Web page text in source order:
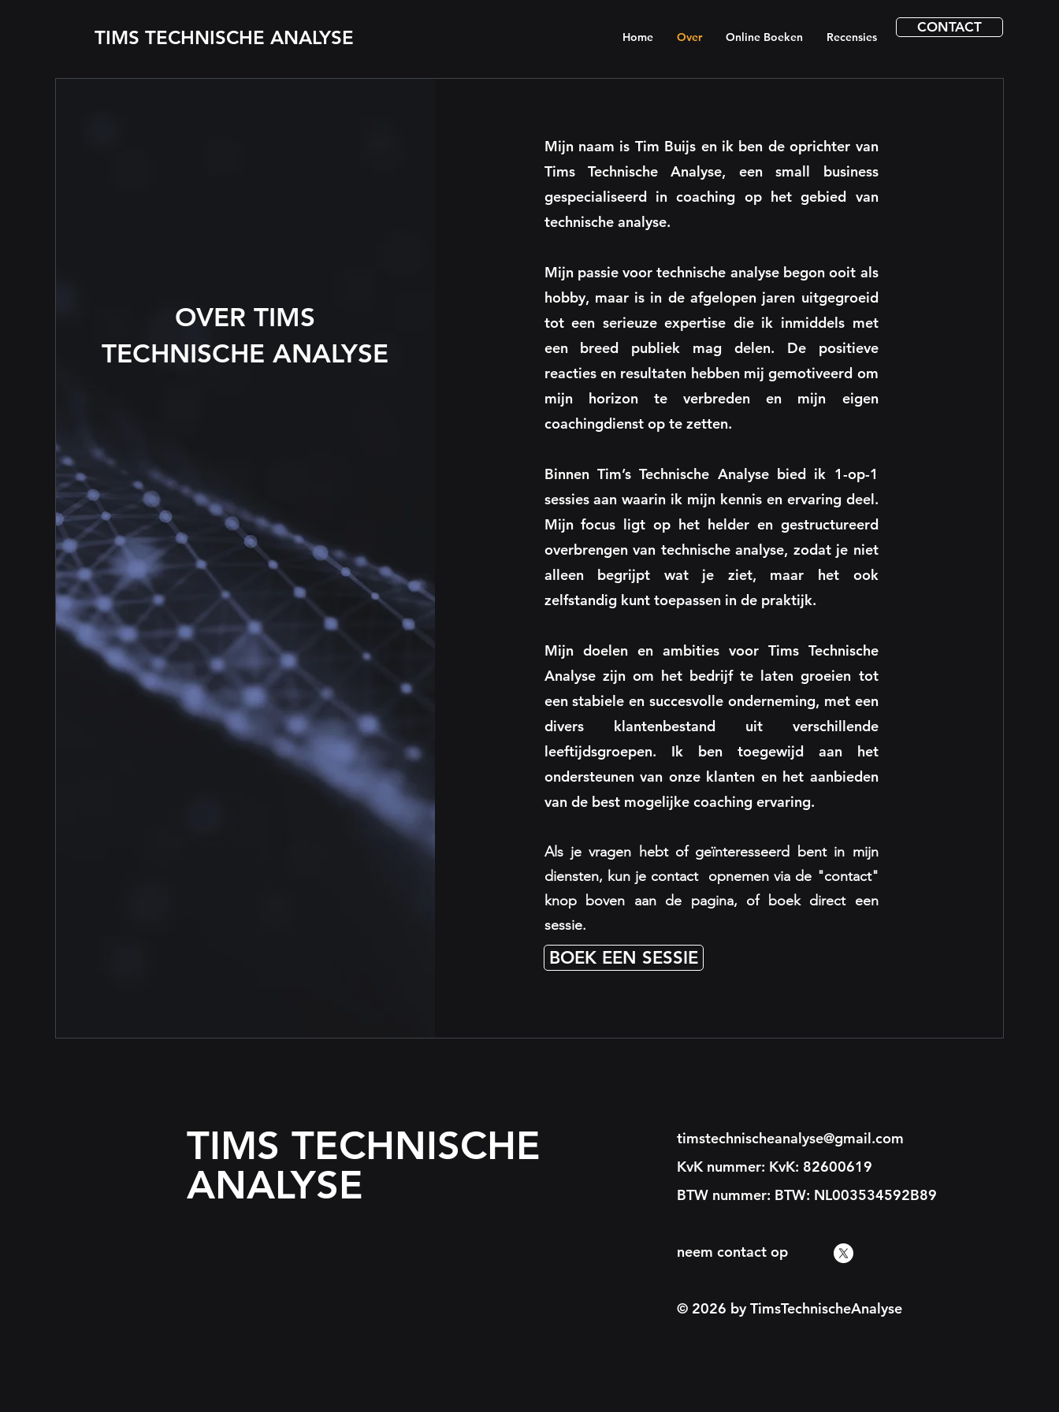
TIMS TECHNISCHE ANALYSE Home Over Online Boeken Recensies
CONTACT
OVER TIMS
TECHNISCHE ANALYSE
Mijn naam is Tim Buijs en ik ben de oprichter van
Tims Technische Analyse, een small business
gespecialiseerd in coaching op het gebied van
technische analyse.
Mijn passie voor technische analyse begon ooit als
hobby, maar is in de afgelopen jaren uitgegroeid
tot een serieuze expertise die ik inmiddels met
een breed publiek mag delen. De positieve
reacties en resultaten hebben mij gemotiveerd om
mijn horizon te verbreden en mijn eigen
coachingdienst op te zetten.
Binnen Tim’s Technische Analyse bied ik 1-op-1
sessies aan waarin ik mijn kennis en ervaring deel.
Mijn focus ligt op het helder en gestructureerd
overbrengen van technische analyse, zodat je niet
alleen begrijpt wat je ziet, maar het ook
zelfstandig kunt toepassen in de praktijk.
Mijn doelen en ambities voor Tims Technische
Analyse zijn om het bedrijf te laten groeien tot
een stabiele en succesvolle onderneming, met een
divers klantenbestand uit verschillende
leeftijdsgroepen. Ik ben toegewijd aan het
ondersteunen van onze klanten en het aanbieden
van de best mogelijke coaching ervaring.
Als je vragen hebt of geïnteresseerd bent in mijn
diensten, kun je contact opnemen via de "contact"
knop boven aan de pagina, of boek direct een
sessie.
BOEK EEN SESSIE
TIMS TECHNISCHE
ANALYSE
timstechnischeanalyse@gmail.com
KvK nummer: KvK: 82600619
BTW nummer: BTW: NL003534592B89
neem contact op
© 2026 by TimsTechnischeAnalyse